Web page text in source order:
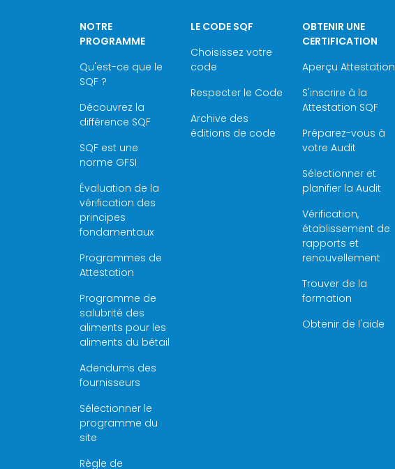
NOTRE
PROGRAMME
Qu'est-ce que le
SQF ?
Découvrez la
différence SQF
SQF est une
norme GFSI
Évaluation de la
vérification des
principes
fondamentaux
Programmes de
Attestation
Programme de
salubrité des
aliments pour les
aliments du bétail
Adendums des
fournisseurs
Sélectionner le
programme du
site
Règle de
LE CODE SQF
Choisissez votre
code
Respecter le Code
Archive des
éditions de code
OBTENIR UNE
CERTIFICATION
Aperçu Attestation
S'inscrire à la
Attestation SQF
Préparez-vous à
votre Audit
Sélectionner et
planifier la Audit
Vérification,
établissement de
rapports et
renouvellement
Trouver de la
formation
Obtenir de l'aide